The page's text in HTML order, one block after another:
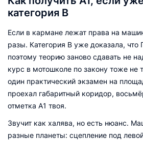
категория В
Если в кармане лежат права на
разы. Категория В уже доказала,
поэтому теорию заново сдавать не
курс в мотошколе по закону тоже не
один практический экзамен на
проехал габаритный коридор,
отметка А1 твоя.
Звучит как халява, но есть нюанс.
разные планеты: сцепление под